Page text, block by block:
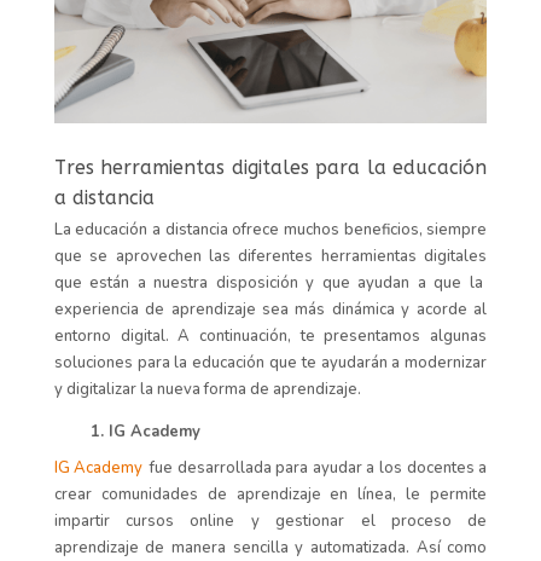
Tres herramientas digitales para la educación
a distancia
La educación a distanciaofrece muchos beneficios, siempre
que se aprovechen las diferentes herramientas digitales
que están a nuestra disposición y que ayudan a que la
experiencia de aprendizaje sea más dinámica y acorde al
entorno digital.A continuación, te presentamos algunas
soluciones para la educación que te ayudarán a modernizar
y digitalizar la nueva forma de aprendizaje.
1. IG Academy
IG Academy fue desarrollada para ayudar a los docentes a
crear comunidades de aprendizaje en línea, le permite
impartir cursos online y gestionar el proceso de
aprendizaje de manera sencilla y automatizada. Asícomo